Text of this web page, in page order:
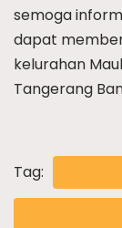
semoga
dapat
kelurahan
Tangerang
Tag: